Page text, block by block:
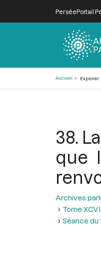
PerséePortail
Accueil Explorer
38.
que
Archives
Tome
Séance du